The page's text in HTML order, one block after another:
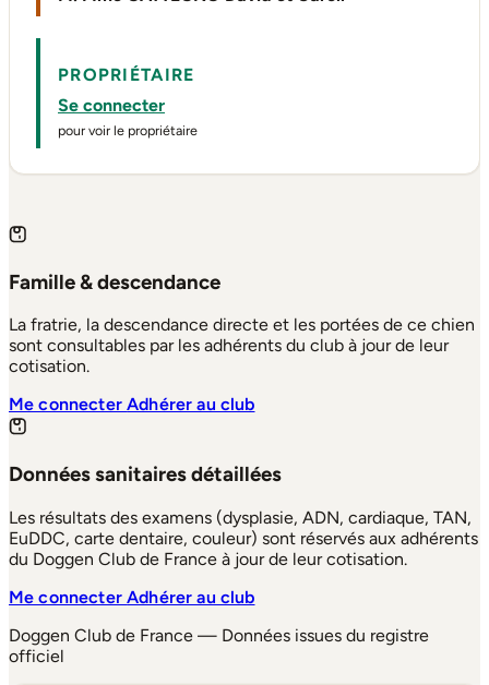
PROPRIÉTAIRE
Se connecter
pour voir le propriétaire
Famille & descendance
La fratrie, la descendance directe et les portées de ce chien
sont consultables par les adhérents du club à jour de leur
cotisation.
Me connecterAdhérer au club
Données sanitaires détaillées
Les résultats des examens (dysplasie, ADN, cardiaque, TAN,
EuDDC, carte dentaire, couleur) sont réservés aux adhérents
du Doggen Club de France à jour de leur cotisation.
Me connecterAdhérer au club
Doggen Club de France — Données issues du registre
officiel